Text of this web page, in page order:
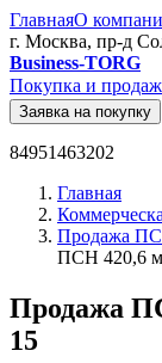
ГлавнаяО
г. Москва, пр-д
Business-TORG
Покупка и
Заявка на покупку
84951463202
Главная
Продажа
ПСН 420,6
Продажа
15